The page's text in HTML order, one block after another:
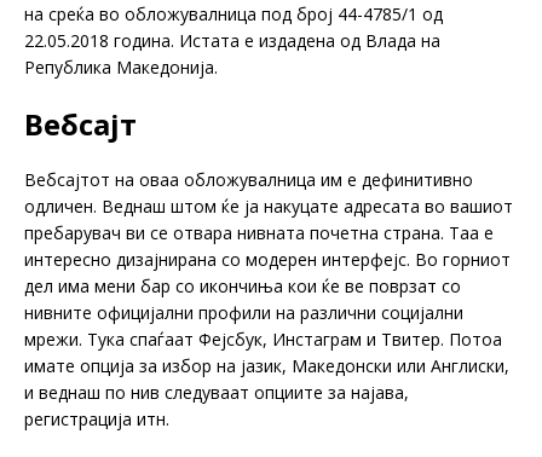
на среќа во обложувалница под број 44-4785/1 од
22.05.2018 година. Истата е издадена од Влада на
Република Македонија.
Вебсајт
Вебсајтот на оваа обложувалница им е дефинитивно
одличен. Веднаш штом ќе ја накуцате адресата во вашиот
пребарувач ви се отвара нивната почетна страна. Таа е
интересно дизајнирана со модерен интерфејс. Во горниот
дел има мени бар со икончиња кои ќе ве поврзат со
нивните официјални профили на различни социјални
мрежи. Тука спаѓаат Фејсбук, Инстаграм и Твитер. Потоа
имате опција за избор на јазик, Македонски или Англиски,
и веднаш по нив следуваат опциите за најава,
регистрација итн.